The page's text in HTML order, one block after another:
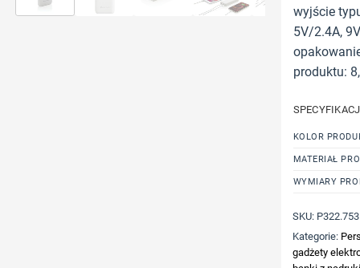
wyjście
5V/2.4A,
produktu:
KOLOR
MATERIAŁ
WYMIARY
SKU: P322.753
Kategorie:
gadżety